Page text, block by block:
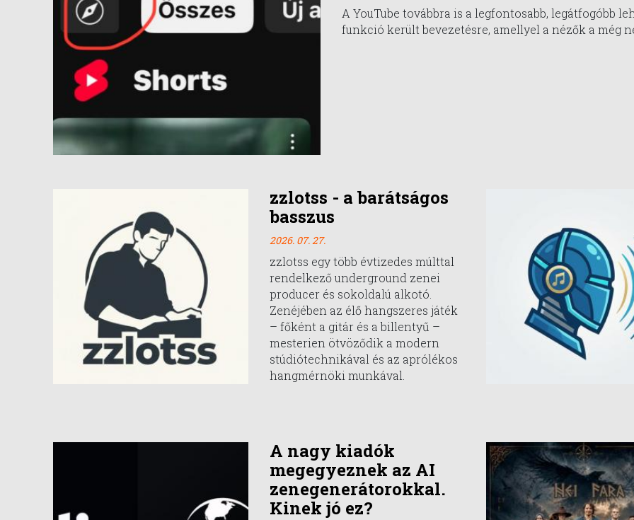
A YouTube továbbra is a legfontosabb, legátfogóbb
funkció került bevezetésre, amellyel a nézők a még
zzlotss - a barátságos
basszus
2026. 07. 27.
zzlotss egy több évtizedes múlttal
rendelkező underground zenei
producer és sokoldalú alkotó.
Zenéjében az élő hangszeres játék
– főként a gitár és a billentyű –
mesterien ötvöződik a modern
stúdiótechnikával és az aprólékos
hangmérnöki munkával.
A nagy kiadók
megegyeznek az AI
zenegenerátorokkal.
Kinek jó ez?